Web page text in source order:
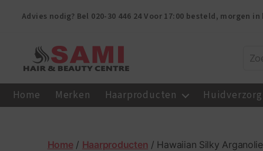
Advies nodig? Bel 020-30 446 24 Voor 17:00 besteld, morgen in
Hair
Centre
Home Merken Haarproducten
Home/ Haarproducten / Hawaiian Silky